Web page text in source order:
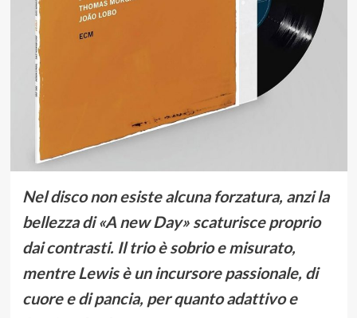
Nel disco non esiste alcuna forzatura, anzi la
bellezza di «A new Day» scaturisce proprio
dai contrasti. Il trio è sobrio e misurato,
mentre Lewis è un incursore passionale, di
cuore e di pancia, per quanto adattivo e